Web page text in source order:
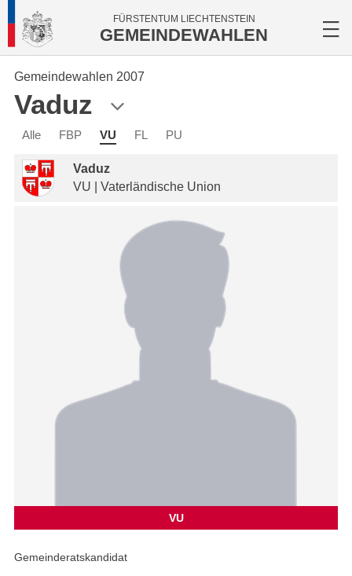
FÜRSTENTUM LIECHTENSTEIN
GEMEINDEWAHLEN
Gemeindewahlen 2007
Vaduz
Alle FBP VU FL PU
Vaduz
VU | Vaterländische Union
VU
Gemeinderatskandidat